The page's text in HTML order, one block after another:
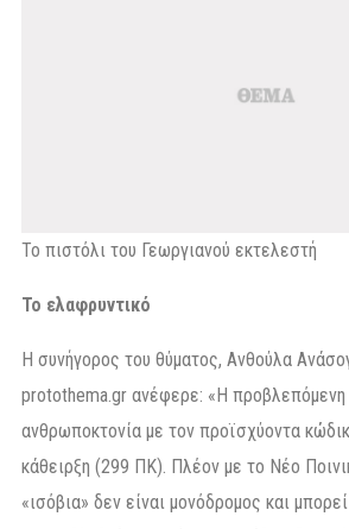
Το πιστόλι του Γεωργιανού εκτελεστή
Το ελαφρυντικό
Η συνήγορος του θύματος, Ανθούλα
protothema.gr ανέφερε: «Η προβλεπόμενη
ανθρωποκτονία με τον προϊσχύοντα
κάθειρξη (299 ΠΚ). Πλέον με το Νέο
«ισόβια» δεν είναι μονόδρομος και